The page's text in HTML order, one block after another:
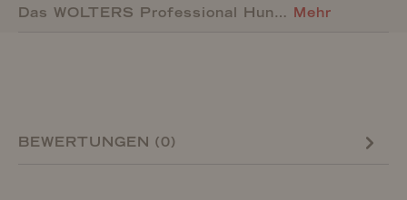
Das WOLTERS Professional Hun… Mehr
BEWERTUNGEN (0)